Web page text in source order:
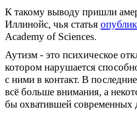
К такому выводу пришли
Иллинойс, чья статья
Academy of Sciences.
Аутизм - это психическое
котором нарушается
с ними в контакт. В
всё больше внимания, а
бы охватившей современных